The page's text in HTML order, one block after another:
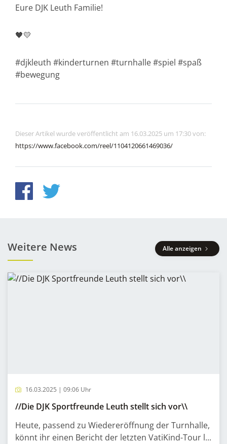
Eure DJK Leuth Familie!
🖤💛
#djkleuth #kinderturnen #turnhalle #spiel #spaß
#bewegung
Dieser Artikel wurde veröffentlicht am 16.03.2025 um 17:30 von:
https://www.facebook.com/reel/1104120661469036/
Weitere News Alle anzeigen
16.03.2025 | 09:06 Uhr
//Die DJK Sportfreunde Leuth stellt sich vor\\
Heute, passend zu Wiedereröffnung der Turnhalle,
könnt ihr einen Bericht der letzten VatiKind-Tour l...